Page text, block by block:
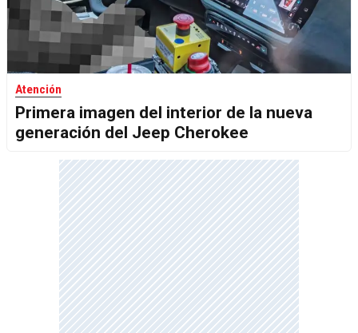
Atención
Primera imagen del interior de la nueva
generación del Jeep Cherokee